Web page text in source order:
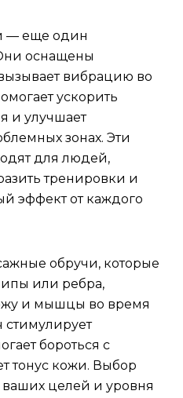
— еще один
оснащены
вибрацию во
ускорить
и улучшает
зонах. Эти
для людей,
тренировки и
эффект от каждого
обручи, которые
или ребра,
и мышцы во время
стимулирует
бороться с
тонус кожи. Выбор
ваших целей и уровня